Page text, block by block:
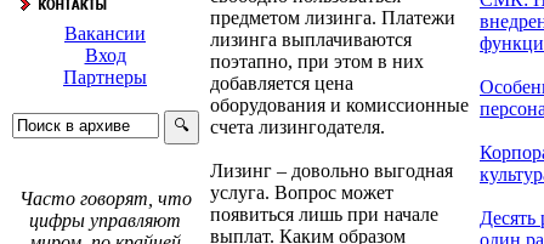
Вакансии
Вход
Партнеры
Часто говорят, что
цифры управляют
предметом лизинга. Платежи
лизинга выплачиваются
поэтапно, при этом в них
добавляется цена
оборудования и комиссионные
счета лизингодателя.
Лизинг – довольно выгодная
услуга. Вопрос может
появиться лишь при начале
выплат. Каким образом
Десять
один